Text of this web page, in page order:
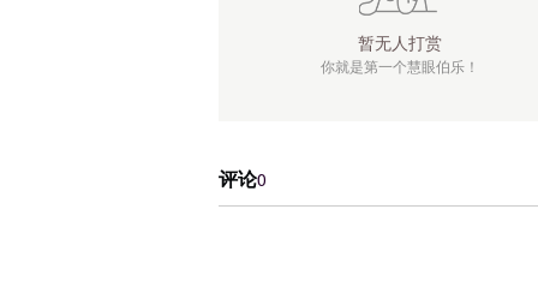
暂无人打赏
你就是第一个慧眼伯乐！
评论0